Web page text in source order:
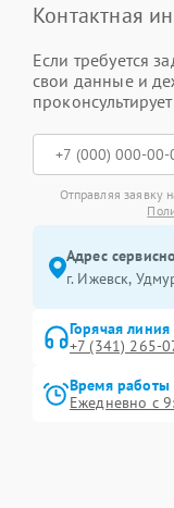
Контактная
Если требуется
свои данные и
Отправляя заявку
Адрес
г. Ижевск,
Горячая линия
+7 (341) 265-
Время работы
Ежедневно с